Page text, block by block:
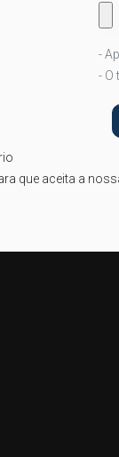
-
- O
que aceita a